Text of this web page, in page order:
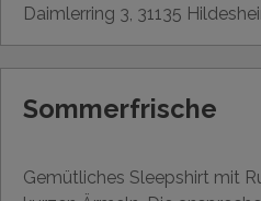
Daimlerring 3, 31135
Sommerfrische
Gemütliches Sleepshirt mit